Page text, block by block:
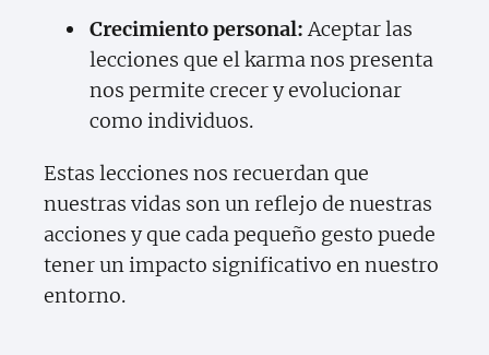
Crecimiento personal:Aceptar las
lecciones que el karma nos presenta
nos permite crecer y evolucionar
como individuos.
Estas lecciones nos recuerdan que
nuestras vidas son un reflejo de nuestras
acciones y que cada pequeño gesto puede
tener un impacto significativo en nuestro
entorno.